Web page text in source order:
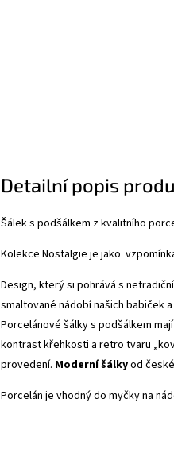
Detailní popis
Šálek s podšálkem z kvalitního
Kolekce Nostalgie je jako
Design, který si pohrává s
smaltované nádobí našich babiček
Porcelánové šálky s podšálkem
kontrast křehkosti a retro tvaru
provedení. Moderní šálkyod
Porcelán je vhodný do myčky na